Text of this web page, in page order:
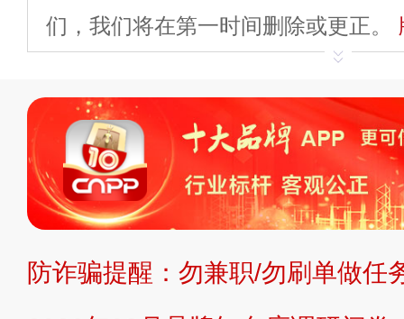
们，我们将在第一时间删除或更正。
平台自有内容（文字
标、LOGO 等）知识产权归本站所
复制、转载、商用。本站不生产产
不代理、不招商、不提供中介服务。
持投资购买的观点或意见，页面信息
提交说明： 快速提交发布>> 提交品
防诈骗提醒：勿兼职/勿刷单做任